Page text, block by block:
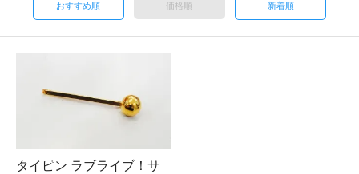
おすすめ順 価格順 新着順
タイピン ラブライブ！サ